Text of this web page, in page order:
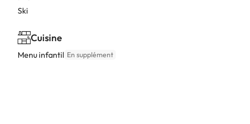
Ski
Cuisine
Menu infantil En supplément